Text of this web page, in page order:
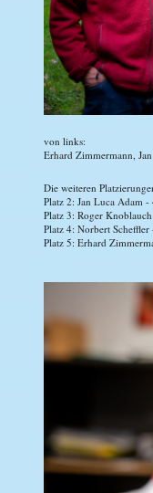
von links:
Erhard Zimmermann,
Die weiteren
Platz 2: Jan Luca Adam
Platz 3: Roger
Platz 4: Norbert
Platz 5: Erhard